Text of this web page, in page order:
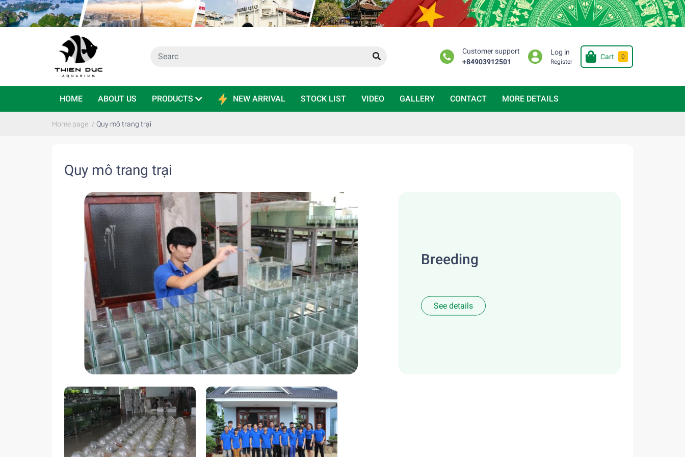
Customer support
+84903912501
Log in
Register
Cart 0
HOME ABOUT US PRODUCTS NEW ARRIVAL STOCK LIST VIDEO GALLERY CONTACT MORE DETAILS
Home page / Quy mô trang trại
Quy mô trang trại
Breeding
See details